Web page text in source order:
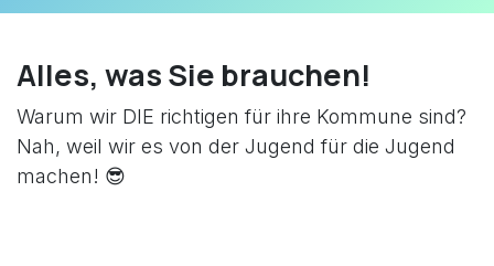
Alles, was Sie brauchen!
Warum wir DIE richtigen für ihre Kommune sind?
Nah, weil wir es von der Jugend für die Jugend
machen! 😎